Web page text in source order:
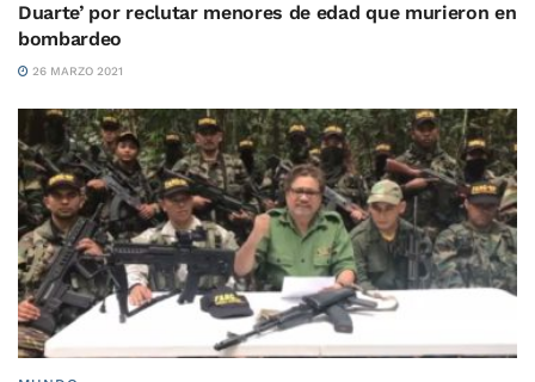
Duarte’ por reclutar menores de edad que murieron en
bombardeo
26 MARZO 2021